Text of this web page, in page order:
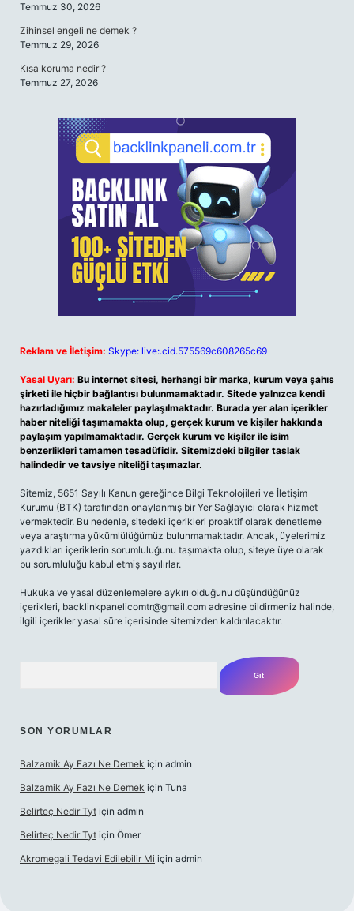
Temmuz 30, 2026
Zihinsel engeli ne demek ?
Temmuz 29, 2026
Kısa koruma nedir ?
Temmuz 27, 2026
Reklam ve İletişim: Skype: live:.cid.575569c608265c69
Yasal Uyarı: Bu internet sitesi, herhangi bir marka, kurum veya şahıs
şirketi ile hiçbir bağlantısı bulunmamaktadır. Sitede yalnızca kendi
hazırladığımız makaleler paylaşılmaktadır. Burada yer alan içerikler
haber niteliği taşımamakta olup, gerçek kurum ve kişiler hakkında
paylaşım yapılmamaktadır. Gerçek kurum ve kişiler ile isim
benzerlikleri tamamen tesadüfidir. Sitemizdeki bilgiler taslak
halindedir ve tavsiye niteliği taşımazlar.
Sitemiz, 5651 Sayılı Kanun gereğince Bilgi Teknolojileri ve İletişim
Kurumu (BTK) tarafından onaylanmış bir Yer Sağlayıcı olarak hizmet
vermektedir. Bu nedenle, sitedeki içerikleri proaktif olarak denetleme
veya araştırma yükümlülüğümüz bulunmamaktadır. Ancak, üyelerimiz
yazdıkları içeriklerin sorumluluğunu taşımakta olup, siteye üye olarak
bu sorumluluğu kabul etmiş sayılırlar.
Hukuka ve yasal düzenlemelere aykırı olduğunu düşündüğünüz
içerikleri, backlinkpanelicomtr@gmail.com adresine bildirmeniz halinde,
ilgili içerikler yasal süre içerisinde sitemizden kaldırılacaktır.
SON YORUMLAR
Balzamik Ay Fazı Ne Demek için admin
Balzamik Ay Fazı Ne Demek için Tuna
Belirteç Nedir Tyt için admin
Belirteç Nedir Tyt için Ömer
Akromegali Tedavi Edilebilir Mi için admin